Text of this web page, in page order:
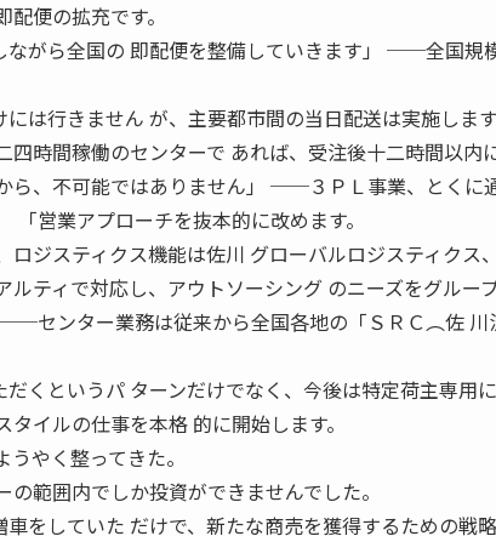
便の拡充です。
ながら全国の 即配便を整備していきます」 ──全国規
は行きません が、主要都市間の当日配送は実施します
時間稼働のセンターで あれば、受注後十二時間以内
ら、不可能ではありません」 ──３ＰＬ事業、とくに
営業アプローチを抜本的に改めます。
ジスティクス機能は佐川 グローバルロジスティクス
ティで対応し、アウトソーシング のニーズをグルー
センター業務は従来から全国各地の「ＳＲＣ︵佐 川
くというパ ターンだけでなく、今後は特定荷主専用
イルの仕事を本格 的に開始します。
やく整ってきた。
範囲内でしか投資ができませんでした。
をしていた だけで、新たな商売を獲得するための戦